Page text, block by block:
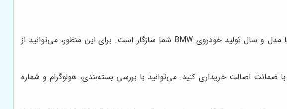
اطمینان حاصل کنید که توربوشارژی که قصد خرید آن را دارید، با مدل و سال تولید خودروی BMW شما سازگار است. برای این منظور، می‌توانید از
ضمانت اصالت خریداری کنید. می‌توانید با بررسی بسته‌بندی، هولوگرام و شماره